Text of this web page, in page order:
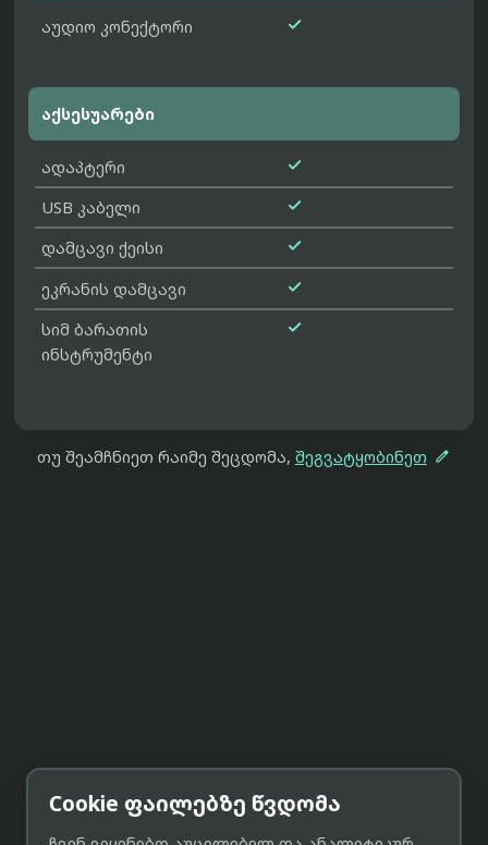
აუდიო კონექტორი 
აქსესუარები
ადაპტერი 
USB კაბელი 
დამცავი ქეისი 
ეკრანის დამცავი 
სიმ ბარათის
ინსტრუმენტი

თუ შეამჩნიეთ რაიმე შეცდომა, შეგვატყობინეთ 
Cookie ფაილებზე წვდომა